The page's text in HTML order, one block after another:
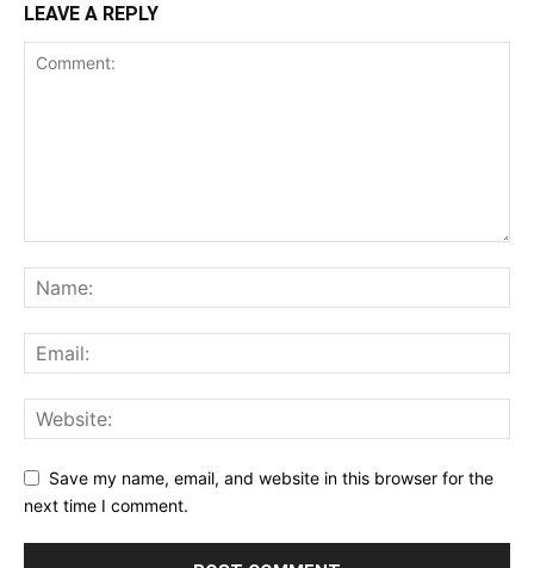
LEAVE A REPLY
Save my name, email, and website in this browser for the
next time I comment.